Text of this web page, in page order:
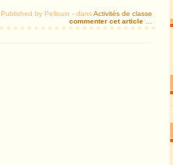
Published by Pellouin - dansActivités de classe
commenter cet article